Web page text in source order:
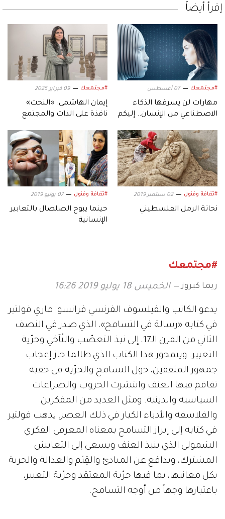
إقرأ أيضاً
#مجتمعك 07 أغسطس
مهارات لن يسرقها الذكاء
الاصطناعي من الإنسان.. إليكم
#مجتمعك 09 فبراير 2025
إيمان الهاشمي: «النحت»
نافذة على الذات والمجتمع
#ثقافة وفنون 02 سبتمبر 2019
نحاتة الرمل الفلسطيني
#ثقافة وفنون 07 يوليو 2019
حينما يبوح الصلصال بالتعابير
الإنسانية
#مجتمعك
ريما كيروز الخميس 18 يوليو 2019 16:26
يدعو الكاتب والفيلسوف الفرنسي فرانسوا ماري فولتير
في كتابه «رسالة في التسامح»، الذي صدر في النصف
الثاني من القرن الـ17، إلى نبذ التعصّب والتّآخي وحرّية
التعبير. ويتمحور هذا الكتاب الذي طالما حاز إعجاب
جمهور المثقفين، حول التسامح والحرّية في حقبة
تفاقم فيها العنف وانتشرت الحروب والصراعات
السياسية والدينية. ومثل العديد من المفكرين
والفلاسفة والأدباء الكبار في ذلك العصر، يذهب فولتير
في كتابه إلى إبراز التسامح بمعناه المعرفي الفكري
الشمولي الذي ينبذ العنف ويسعى إلى التعايش
المشترك، ويدافع عن المبادئ والقِيَم والعدالة والحرية
بكل معانيها، بما فيها حرّية المعتقد وحرّية التعبير،
باعتبارها وجهاً من أوجه التسامح.